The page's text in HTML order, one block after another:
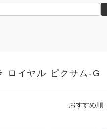
ロイヤル ピクサム-G
おすすめ順